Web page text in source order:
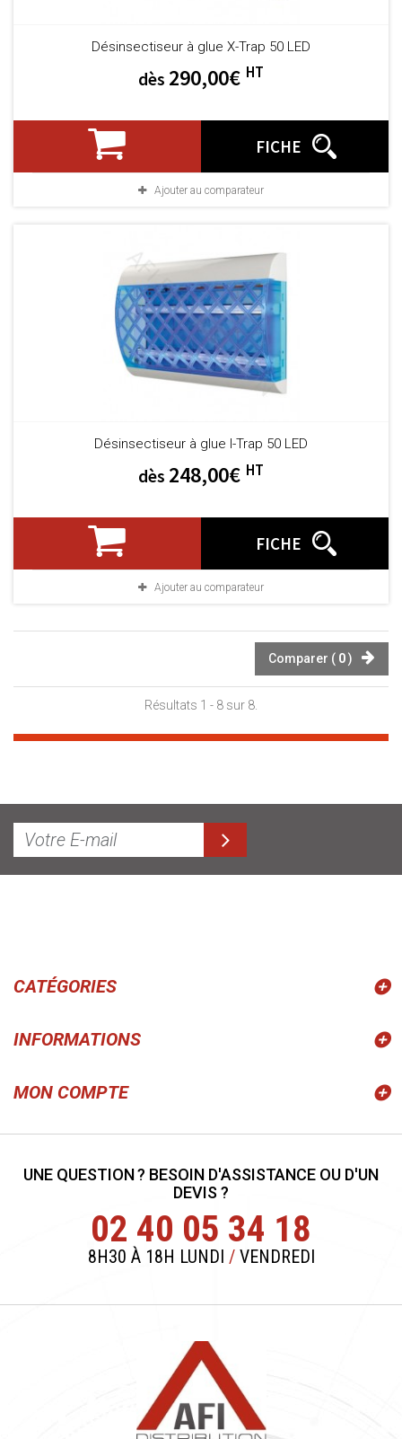
Désinsectiseur à glue X-Trap 50 LED
dès 290,00€ HT
FICHE
Ajouter au comparateur
Désinsectiseur à glue I-Trap 50 LED
dès 248,00€ HT
FICHE
Ajouter au comparateur
Comparer ( 0)
Résultats 1 - 8 sur 8.
CATÉGORIES
INFORMATIONS
MON COMPTE
UNE QUESTION ? BESOIN D'ASSISTANCE OU D'UN
DEVIS ?
02 40 05 34 18
8H30 À 18H LUNDI /VENDREDI